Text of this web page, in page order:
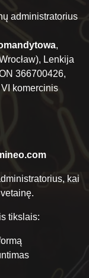
administratorius
,
Lenkija
366700426,
komercinis
kai
tikslais: